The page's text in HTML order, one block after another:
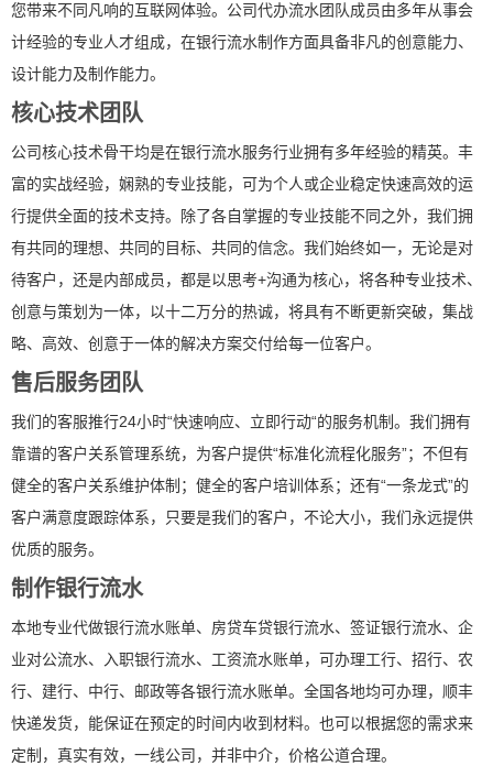
您带来不同凡响的互联网体验。公司代办流水团队成员由多年从事会
计经验的专业人才组成，在银行流水制作方面具备非凡的创意能力、
设计能力及制作能力。
核心技术团队
公司核心技术骨干均是在银行流水服务行业拥有多年经验的精英。丰
富的实战经验，娴熟的专业技能，可为个人或企业稳定快速高效的运
行提供全面的技术支持。除了各自掌握的专业技能不同之外，我们拥
有共同的理想、共同的目标、共同的信念。我们始终如一，无论是对
待客户，还是内部成员，都是以思考+沟通为核心，将各种专业技术、
创意与策划为一体，以十二万分的热诚，将具有不断更新突破，集战
略、高效、创意于一体的解决方案交付给每一位客户。
售后服务团队
我们的客服推行24小时“快速响应、立即行动“的服务机制。我们拥有
靠谱的客户关系管理系统，为客户提供“标准化流程化服务”；不但有
健全的客户关系维护体制；健全的客户培训体系；还有“一条龙式”的
客户满意度跟踪体系，只要是我们的客户，不论大小，我们永远提供
优质的服务。
制作银行流水
本地专业代做银行流水账单、房贷车贷银行流水、签证银行流水、企
业对公流水、入职银行流水、工资流水账单，可办理工行、招行、农
行、建行、中行、邮政等各银行流水账单。全国各地均可办理，顺丰
快递发货，能保证在预定的时间内收到材料。也可以根据您的需求来
定制，真实有效，一线公司，并非中介，价格公道合理。